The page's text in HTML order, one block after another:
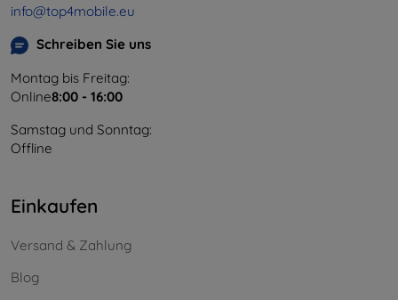
info@top4mobile.eu
Schreiben Sie uns
Montag bis Freitag:
Online8:00 - 16:00
Samstag und Sonntag:
Offline
Einkaufen
Versand & Zahlung
Blog